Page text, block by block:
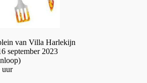
Villa Harlekijn
2023